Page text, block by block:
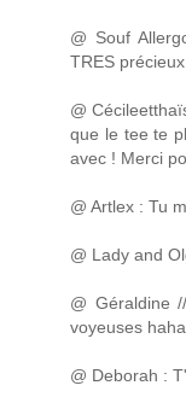
@ Souf
TRES
@
que le tee te
avec ! Merci
@ Artlex : Tu
@ Lady and
@ Géraldine
voyeuses
@ Deborah :